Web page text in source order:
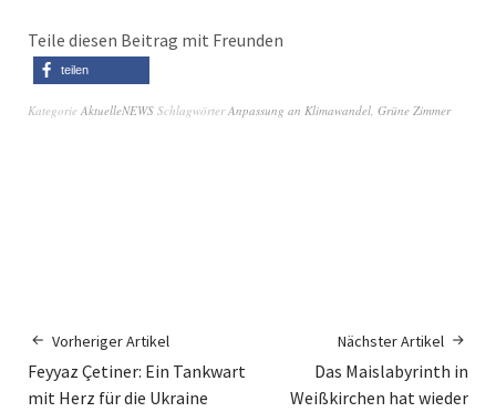
Teile diesen Beitrag mit Freunden
teilen
Kategorie AktuelleNEWS SchlagwörterAnpassung an Klimawandel, Grüne Zimmer
Vorheriger Artikel
Feyyaz Çetiner: Ein Tankwart
mit Herz für die Ukraine
Nächster Artikel
Das Maislabyrinth in
Weißkirchen hat wieder